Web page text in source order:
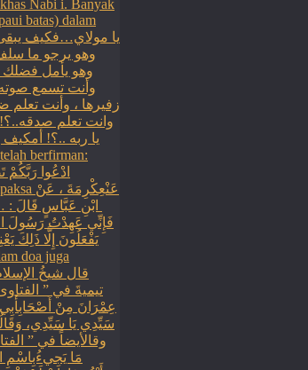
Nabi i. Banyak
batas) dalam
وهو يرجو ما
وهو يأمل فضلك
وأنت تسمع
زفيرها ، وأنت تعلم
وانت تعلم صدقه..؟!
يا ربه ..؟!
ادْعُوا رَبَّكُمْ
‏ابْنِ عَبَّاسٍ ‏‏قَالَ :
فَإِنِّي عَهِدْتُ رَسُولَ
يَفْعَلُونَ إِلَّا ذَلِكَ
عِمْرَانَ مِنْ أَصْحَابِأَبِي
سَيِّدِي يَا سَيِّدِي،
مَا يَجِيءُبِاسْمِ